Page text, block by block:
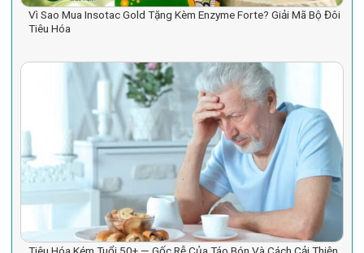
Vì Sao Mua Insotac Gold Tặng Kèm Enzyme Forte? Giải Mã Bộ Đôi
Tiêu Hóa
Tiêu Hóa Kém Tuổi 50+ — Gốc Rễ Của Táo Bón Và Cách Cải Thiện